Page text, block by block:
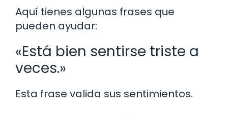
Aquí tienes algunas frases que
pueden ayudar:
«Está bien sentirse triste a
veces.»
Esta frase valida sus sentimientos.